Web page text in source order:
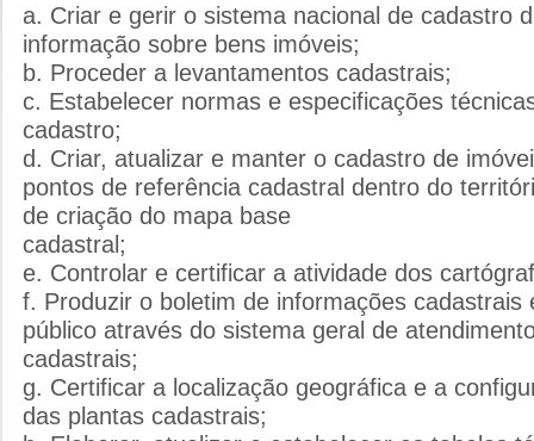
a. Criar e gerir o sistema nacional de cadastro
informação sobre bens imóveis;
b. Proceder a levantamentos cadastrais;
c. Estabelecer normas e especificações
cadastro;
d. Criar, atualizar e manter o cadastro de
pontos de referência cadastral dentro do
de criação do mapa base
cadastral;
e. Controlar e certificar a atividade dos
f. Produzir o boletim de informações cadastrais
público através do sistema geral de
cadastrais;
g. Certificar a localização geográfica e a
das plantas cadastrais;